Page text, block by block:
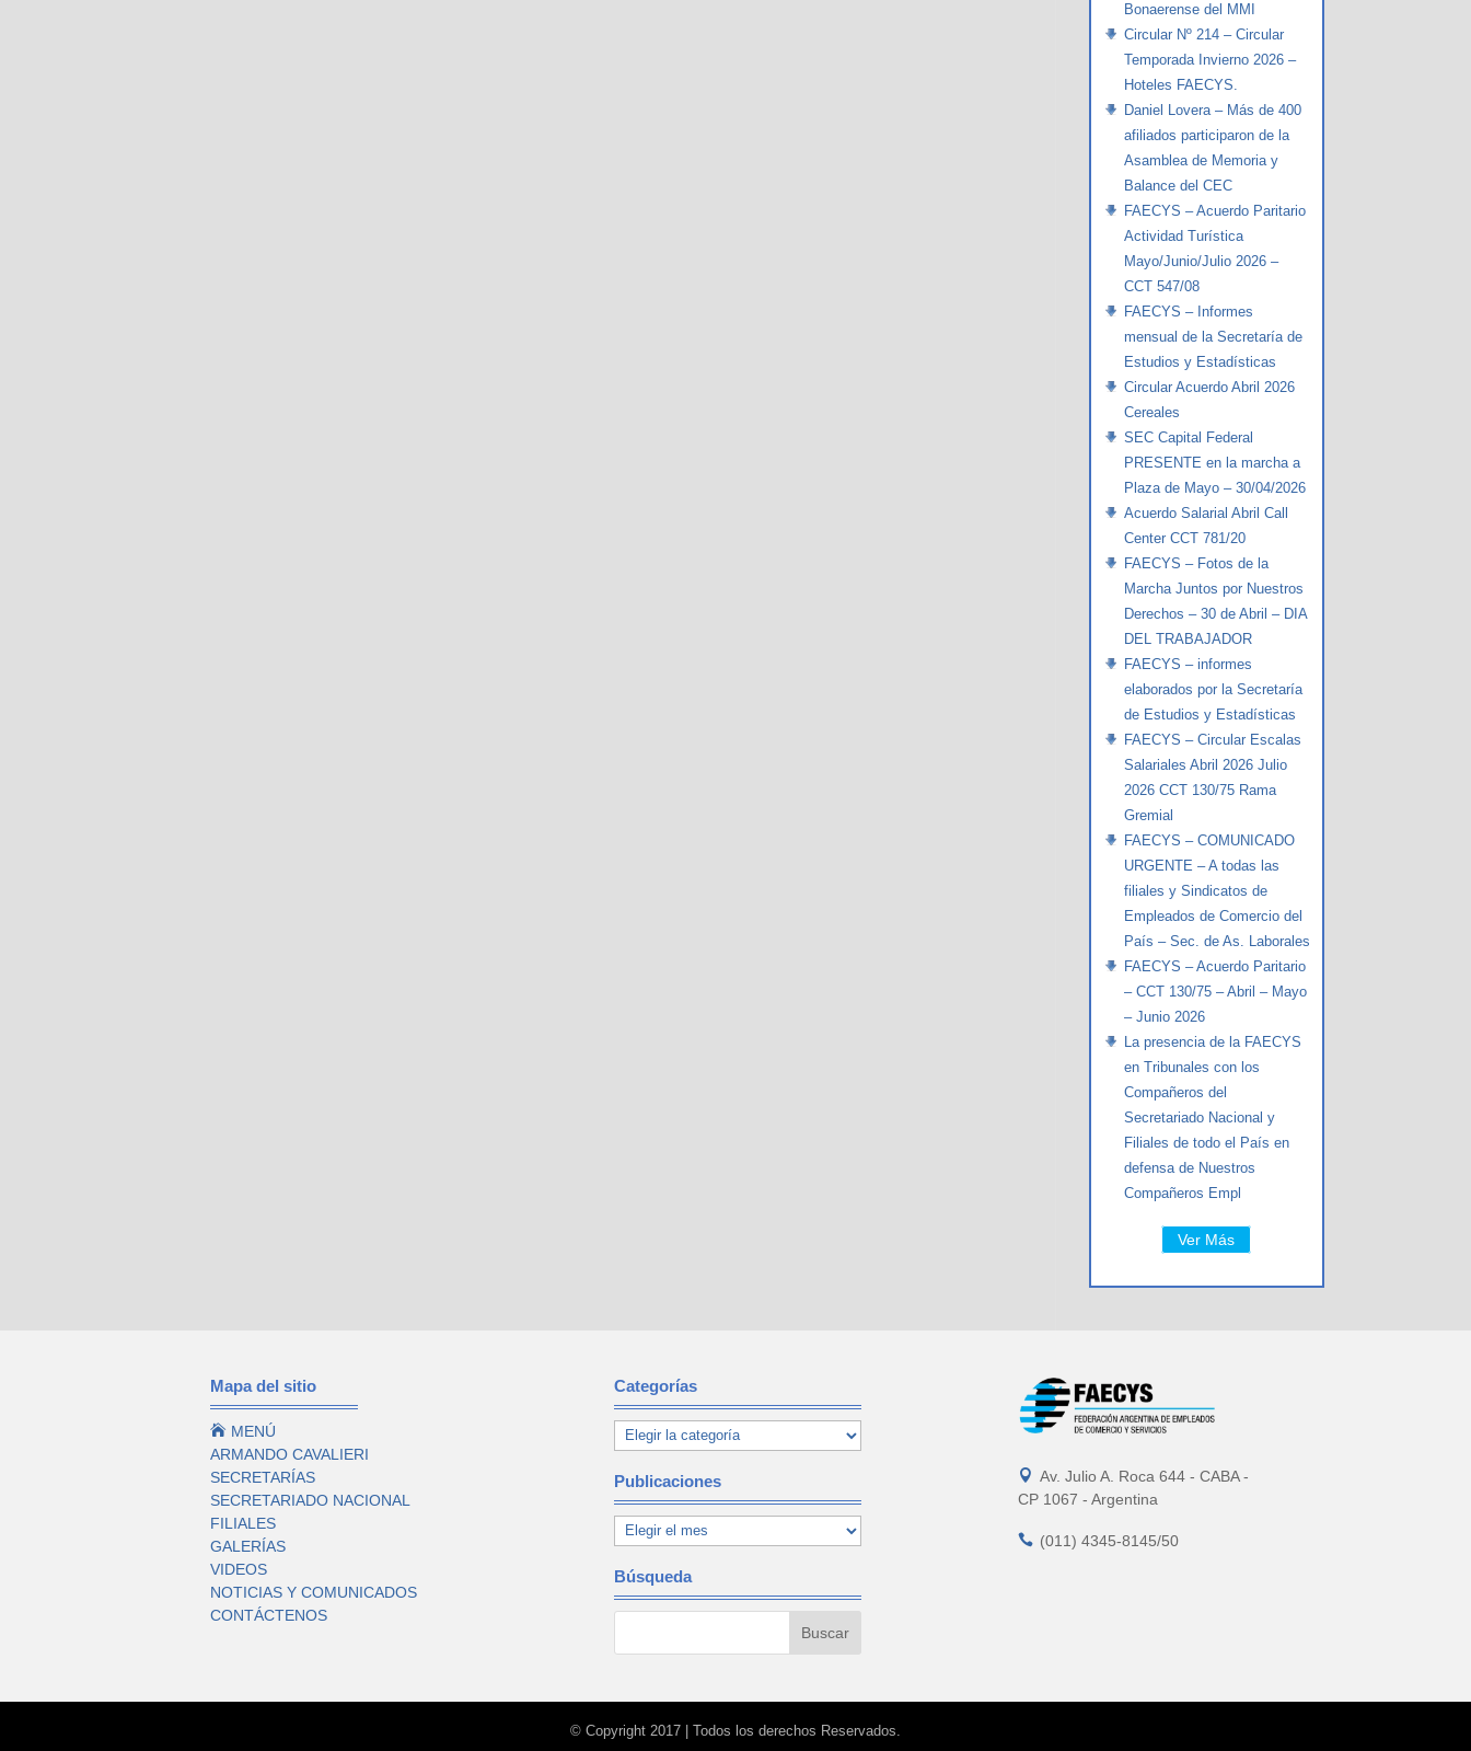
Bonaerense del MMI
Circular Nº 214 – Circular
Temporada Invierno 2026 –
Hoteles FAECYS.
Daniel Lovera – Más de 400
afiliados participaron de la
Asamblea de Memoria y
Balance del CEC
FAECYS – Acuerdo Paritario
Actividad Turística
Mayo/Junio/Julio 2026 –
CCT 547/08
FAECYS – Informes
mensual de la Secretaría de
Estudios y Estadísticas
Circular Acuerdo Abril 2026
Cereales
SEC Capital Federal
PRESENTE en la marcha a
Plaza de Mayo – 30/04/2026
Acuerdo Salarial Abril Call
Center CCT 781/20
FAECYS – Fotos de la
Marcha Juntos por Nuestros
Derechos – 30 de Abril – DIA
DEL TRABAJADOR
FAECYS – informes
elaborados por la Secretaría
de Estudios y Estadísticas
FAECYS – Circular Escalas
Salariales Abril 2026 Julio
2026 CCT 130/75 Rama
Gremial
FAECYS – COMUNICADO
URGENTE – A todas las
filiales y Sindicatos de
Empleados de Comercio del
País – Sec. de As. Laborales
FAECYS – Acuerdo Paritario
– CCT 130/75 – Abril – Mayo
– Junio 2026
La presencia de la FAECYS
en Tribunales con los
Compañeros del
Secretariado Nacional y
Filiales de todo el País en
defensa de Nuestros
Compañeros Empl
Ver Más
Mapa del sitio
 MENÚ
ARMANDO CAVALIERI
SECRETARÍAS
SECRETARIADO NACIONAL
FILIALES
GALERÍAS
VIDEOS
NOTICIAS Y COMUNICADOS
CONTÁCTENOS
Categorías
Publicaciones
Búsqueda
 Av. Julio A. Roca 644 - CABA -
CP 1067 - Argentina
 (011) 4345-8145/50
© Copyright 2017 | Todos los derechos Reservados.